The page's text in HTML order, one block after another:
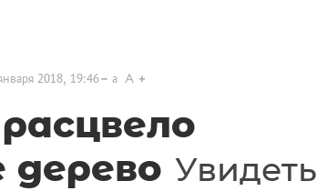
2018, 19:46 a A
дерево Увидеть